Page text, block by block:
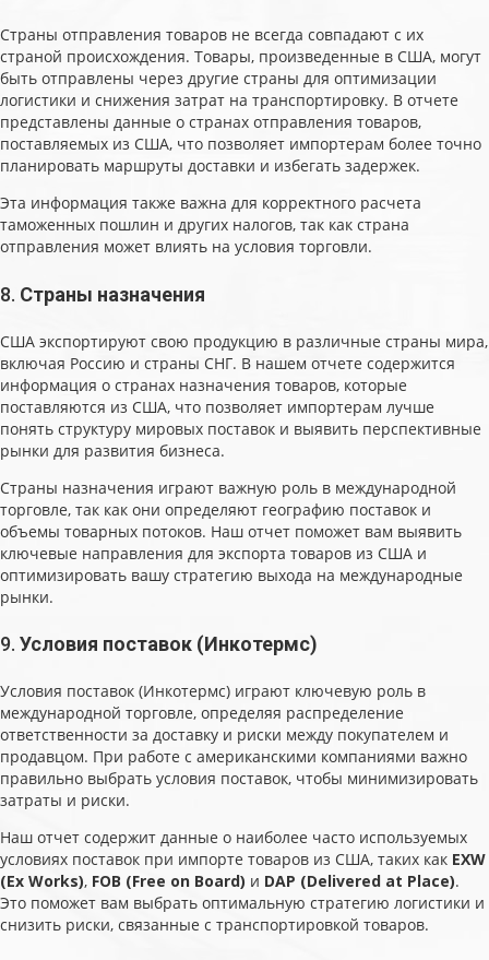
Страны отправления товаров не всегда совпадают с их
страной происхождения. Товары, произведенные в США, могут
быть отправлены через другие страны для оптимизации
логистики и снижения затрат на транспортировку. В отчете
представлены данные о странах отправления товаров,
поставляемых из США, что позволяет импортерам более точно
планировать маршруты доставки и избегать задержек.
Эта информация также важна для корректного расчета
таможенных пошлин и других налогов, так как страна
отправления может влиять на условия торговли.
8. Страны назначения
США экспортируют свою продукцию в различные страны мира,
включая Россию и страны СНГ. В нашем отчете содержится
информация о странах назначения товаров, которые
поставляются из США, что позволяет импортерам лучше
понять структуру мировых поставок и выявить перспективные
рынки для развития бизнеса.
Страны назначения играют важную роль в международной
торговле, так как они определяют географию поставок и
объемы товарных потоков. Наш отчет поможет вам выявить
ключевые направления для экспорта товаров из США и
оптимизировать вашу стратегию выхода на международные
рынки.
9. Условия поставок (Инкотермс)
Условия поставок (Инкотермс) играют ключевую роль в
международной торговле, определяя распределение
ответственности за доставку и риски между покупателем и
продавцом. При работе с американскими компаниями важно
правильно выбрать условия поставок, чтобы минимизировать
затраты и риски.
Наш отчет содержит данные о наиболее часто используемых
условиях поставок при импорте товаров из США, таких как EXW
(Ex Works), FOB (Free on Board) и DAP (Delivered at Place).
Это поможет вам выбрать оптимальную стратегию логистики и
снизить риски, связанные с транспортировкой товаров.